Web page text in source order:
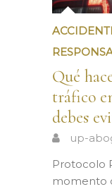
Qué
tráfico
debes
up-
Protocolo
momento